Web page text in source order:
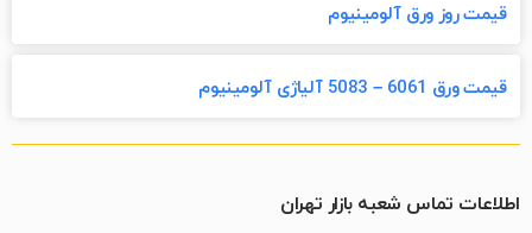
قیمت روز ورق آلومینیوم
قیمت ورق 6061 – 5083 آلیاژی آلومینیوم
اطلاعات تماس شعبه بازار تهران